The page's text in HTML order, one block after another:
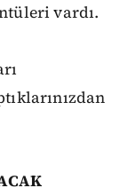
vardı.